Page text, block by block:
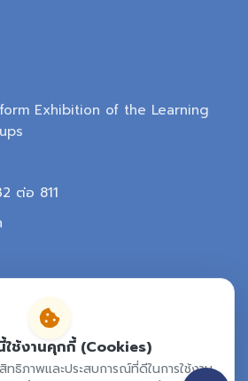
Exhibition of the Learning
ต่อ 811
ใช้งานคุกกี้ (Cookies)
ทธิภาพและประสบการณ์ที่ดีในการใช้งาน